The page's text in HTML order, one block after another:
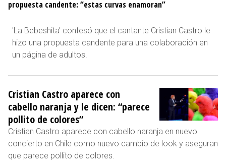
propuesta candente: “estas curvas enamoran”
'La Bebeshita' confesó que el cantante Cristian Castro le
hizo una propuesta candente para una colaboración en
un página de adultos.
Cristian Castro aparece con
cabello naranja y le dicen: “parece
pollito de colores”
Cristian Castro aparece con cabello naranja en nuevo
concierto en Chile como nuevo cambio de look y aseguran
que parece pollito de colores.